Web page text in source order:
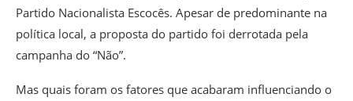
Partido Nacionalista Escocês. Apesar de predominante na
política local, a proposta do partido foi derrotada pela
campanha do “Não”.
Mas quais foram os fatores que acabaram influenciando o